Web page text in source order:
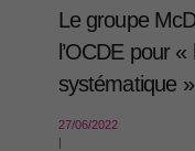
Le groupe
l’OCDE pour
systématique »
27/06/2022
|